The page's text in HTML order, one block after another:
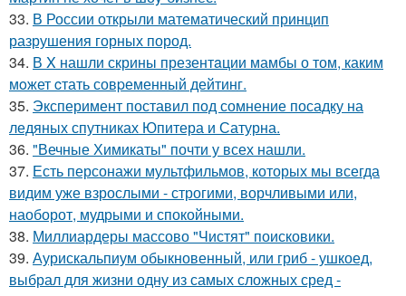
33. В России открыли математический принцип
разрушения горных пород.
34. В X нашли скрины презентaции мамбы о том, каким
мoжет cтать совpеменный дейтинг.
35. Эксперимент поставил под сомнение посадку на
ледяных спутниках Юпитера и Сатурна.
36. "Вечные Химикаты" почти у всех нашли.
37. Есть персонажи мультфильмов, которых мы всегда
видим уже взрослыми - строгими, ворчливыми или,
наоборот, мудрыми и спокойными.
38. Миллиардеры массово "Чистят" поисковики.
39. Аурискальпиум обыкновенный, или гриб - ушкоед,
выбрал для жизни одну из самых сложных сред -